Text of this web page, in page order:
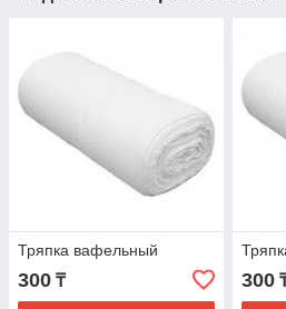
Тряпка вафельный
300 ₸ 300